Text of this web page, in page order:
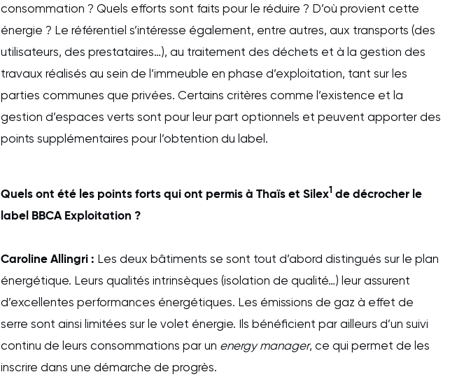
consommation ? Quels efforts sont faits pour le réduire ? D’où provient cette
énergie ? Le référentiel s’intéresse également, entre autres, aux transports (des
utilisateurs, des prestataires…), au traitement des déchets et à la gestion des
travaux réalisés au sein de l’immeuble en phase d’exploitation, tant sur les
parties communes que privées. Certains critères comme l’existence et la
gestion d’espaces verts sont pour leur part optionnels et peuvent apporter des
points supplémentaires pour l’obtention du label.
Quels ont été les points forts qui ont permis à Thaïs et Silex1 de décrocher le
label BBCA Exploitation ?
Caroline Allingri : Les deux bâtiments se sont tout d’abord distingués sur le plan
énergétique. Leurs qualités intrinsèques (isolation de qualité…) leur assurent
d’excellentes performances énergétiques. Les émissions de gaz à effet de
serre sont ainsi limitées sur le volet énergie. Ils bénéficient par ailleurs d’un suivi
continu de leurs consommations par un energy manager, ce qui permet de les
inscrire dans une démarche de progrès.